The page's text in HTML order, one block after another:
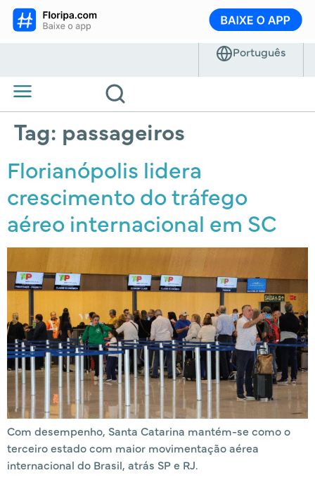
Tag: passageiros
Florianópolis lidera
crescimento do tráfego
aéreo internacional em SC
Com desempenho, Santa Catarina mantém-se como o
terceiro estado com maior movimentação aérea
internacional do Brasil, atrás SP e RJ.